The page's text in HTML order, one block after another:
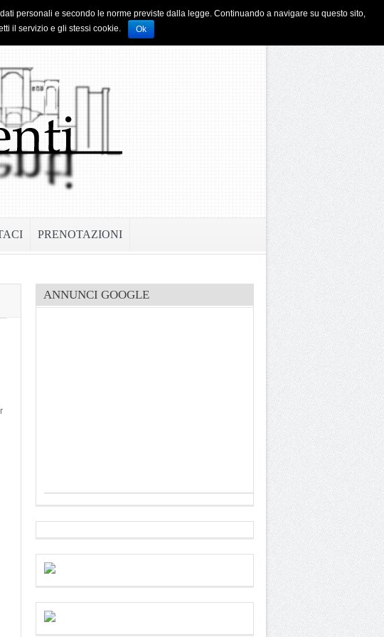
PRENOTAZIONI
ANNUNCI GOOGLE
personali e secondo le norme previste dalla legge. Continuando a navigare su questo sito,
il servizio e gli stessi cookie.
Ok